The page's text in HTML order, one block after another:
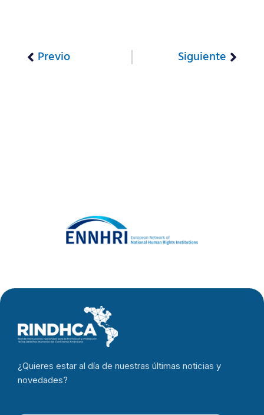
Previo Siguiente
¿Quieres estar al día de nuestras últimas noticias y
novedades?